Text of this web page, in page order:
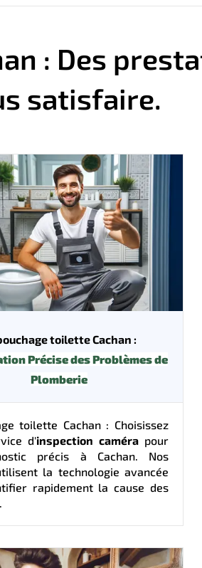
: Des
satisfaire.
toilette Cachan :
Précise des Problèmes de
Plomberie
toilette Cachan : Choisissez
d'inspection camérapour
précis à Cachan. Nos
la technologie avancée
rapidement la cause des